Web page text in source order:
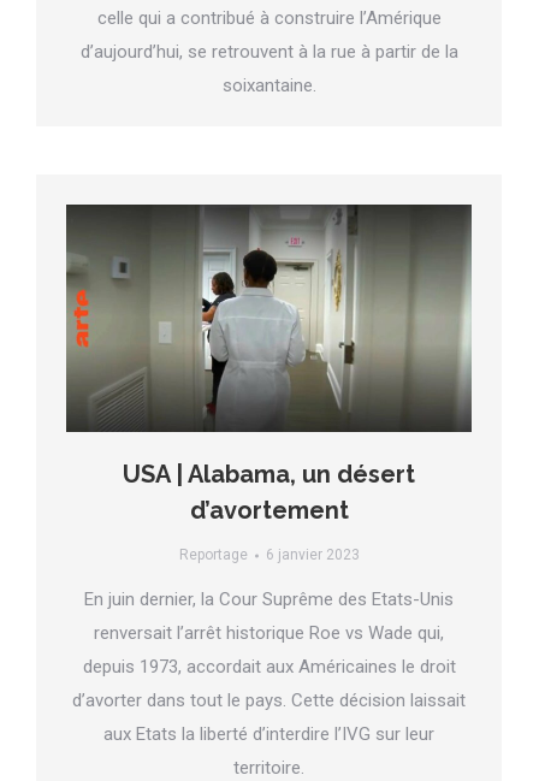
celle qui a contribué à construire l’Amérique
d’aujourd’hui, se retrouvent à la rue à partir de la
soixantaine.
USA | Alabama, un désert
d’avortement
Reportage 6 janvier 2023
En juin dernier, la Cour Suprême des Etats-Unis
renversait l’arrêt historique Roe vs Wade qui,
depuis 1973, accordait aux Américaines le droit
d’avorter dans tout le pays. Cette décision laissait
aux Etats la liberté d’interdire l’IVG sur leur
territoire.